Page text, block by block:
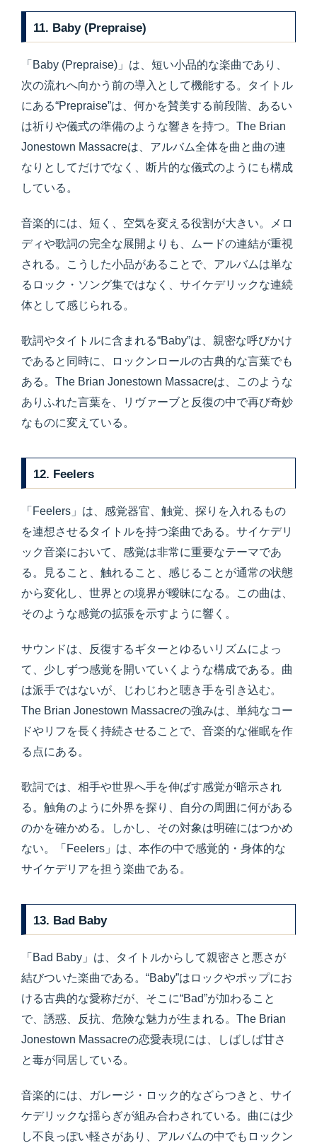
11. Baby (Prepraise)
「Baby (Prepraise)」は、短い小品的な楽曲であり、
次の流れへ向かう前の導入として機能する。タイトル
にある“Prepraise”は、何かを賛美する前段階、あるい
は祈りや儀式の準備のような響きを持つ。The Brian
Jonestown Massacreは、アルバム全体を曲と曲の連
なりとしてだけでなく、断片的な儀式のようにも構成
している。
音楽的には、短く、空気を変える役割が大きい。メロ
ディや歌詞の完全な展開よりも、ムードの連結が重視
される。こうした小品があることで、アルバムは単な
るロック・ソング集ではなく、サイケデリックな連続
体として感じられる。
歌詞やタイトルに含まれる“Baby”は、親密な呼びかけ
であると同時に、ロックンロールの古典的な言葉でも
ある。The Brian Jonestown Massacreは、このような
ありふれた言葉を、リヴァーブと反復の中で再び奇妙
なものに変えている。
12. Feelers
「Feelers」は、感覚器官、触覚、探りを入れるもの
を連想させるタイトルを持つ楽曲である。サイケデリ
ック音楽において、感覚は非常に重要なテーマであ
る。見ること、触れること、感じることが通常の状態
から変化し、世界との境界が曖昧になる。この曲は、
そのような感覚の拡張を示すように響く。
サウンドは、反復するギターとゆるいリズムによっ
て、少しずつ感覚を開いていくような構成である。曲
は派手ではないが、じわじわと聴き手を引き込む。
The Brian Jonestown Massacreの強みは、単純なコー
ドやリフを長く持続させることで、音楽的な催眠を作
る点にある。
歌詞では、相手や世界へ手を伸ばす感覚が暗示され
る。触角のように外界を探り、自分の周囲に何がある
のかを確かめる。しかし、その対象は明確にはつかめ
ない。「Feelers」は、本作の中で感覚的・身体的な
サイケデリアを担う楽曲である。
13. Bad Baby
「Bad Baby」は、タイトルからして親密さと悪さが
結びついた楽曲である。“Baby”はロックやポップにお
ける古典的な愛称だが、そこに“Bad”が加わること
で、誘惑、反抗、危険な魅力が生まれる。The Brian
Jonestown Massacreの恋愛表現には、しばしば甘さ
と毒が同居している。
音楽的には、ガレージ・ロック的なざらつきと、サイ
ケデリックな揺らぎが組み合わされている。曲には少
し不良っぽい軽さがあり、アルバムの中でもロックン